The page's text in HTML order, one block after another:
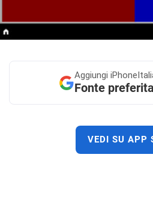
Aggiungi
Fonte
VEDI SU APP